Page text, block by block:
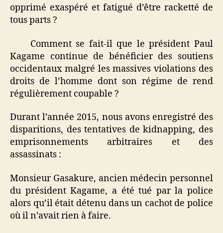
opprimé exaspéré et fatigué d’être racketté de
tous parts ?
Comment se fait-il que le président Paul
Kagame continue de bénéficier des soutiens
occidentaux malgré les massives violations des
droits de l’homme dont son régime de rend
régulièrement coupable ?
Durant l’année 2015, nous avons enregistré des
disparitions, des tentatives de kidnapping, des
emprisonnements arbitraires et des
assassinats :
Monsieur Gasakure, ancien médecin personnel
du président Kagame, a été tué par la police
alors qu’il était détenu dans un cachot de police
où il n’avait rien à faire.